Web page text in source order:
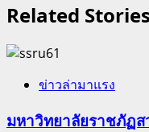
Related Stories
ข่าวล่ามาแรง
มหาวิทยาลัยราชภัฏ